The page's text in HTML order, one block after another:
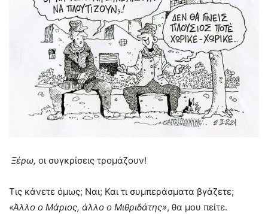
Ξέρω, οι συγκρίσεις τρομάζουν!
Τις κάνετε όμως; Ναι; Και τι συμπεράσματα βγάζετε;
«Άλλο ο Μάριος, άλλο ο Μιθριδάτης», θα μου πείτε.